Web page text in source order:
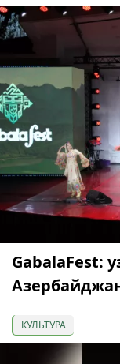
GabalaFest:
КУЛЬТУРА